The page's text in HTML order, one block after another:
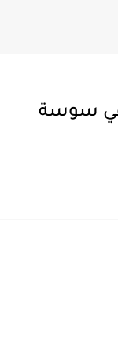
في سوسة